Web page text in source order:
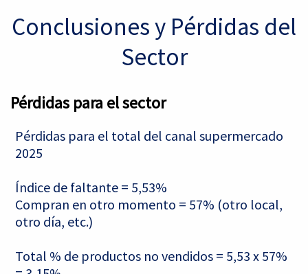
Conclusiones y Pérdidas del
Sector
Pérdidas para el sector
Pérdidas para el total del canal supermercado
2025
Índice de faltante = 5,53%
Compran en otro momento = 57% (otro local,
otro día, etc.)
Total % de productos no vendidos = 5,53 x 57%